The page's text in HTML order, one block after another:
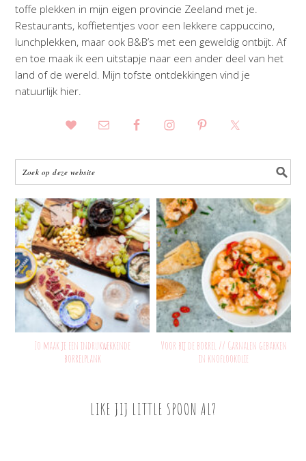
toffe plekken in mijn eigen provincie Zeeland met je.
Restaurants, koffietentjes voor een lekkere cappuccino,
lunchplekken, maar ook B&B’s met een geweldig ontbijt. Af
en toe maak ik een uitstapje naar een ander deel van het
land of de wereld. Mijn tofste ontdekkingen vind je
natuurlijk hier.
Zo maak je een indrukwekkende
borrelplank
Voor bij de borrel // Garnalen gebakken
in knoflookolie
LIKE JIJ LITTLE SPOON AL?